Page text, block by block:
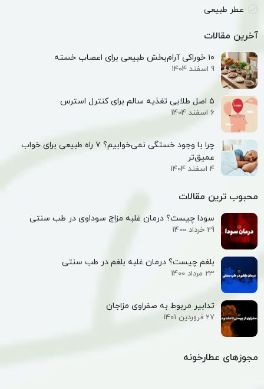
عطر طبیعی
آخرین مقالات
۱۰ خوراکی آرام‌بخش طبیعی برای اعصاب خسته
9 اسفند 1404
۵ اصل طلایی تغذیه سالم برای کنترل استرس
6 اسفند 1404
چرا با وجود خستگی نمی‌خوابیم؟ ۷ راه طبیعی برای خواب
عمیق‌تر
4 اسفند 1404
محبوب ترین مقالات
سودا چیست؟ درمان غلبه مزاج سوداوی در طب سنتی
29 خرداد 1400
بلغم چیست؟ درمان غلبه بلغم در طب سنتی
23 مرداد 1400
تدابیر مربوط به صفراوی مزاجان
27 فروردین 1401
مجوزهای عطارخونه